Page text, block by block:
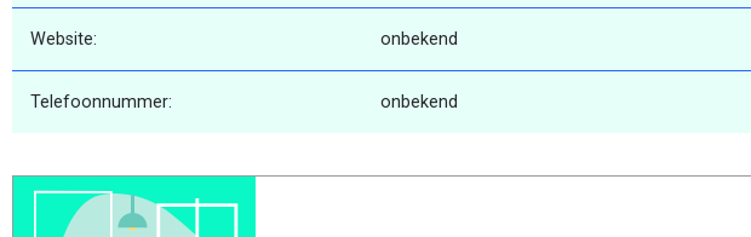
Website: onbekend
Telefoonnummer: onbekend